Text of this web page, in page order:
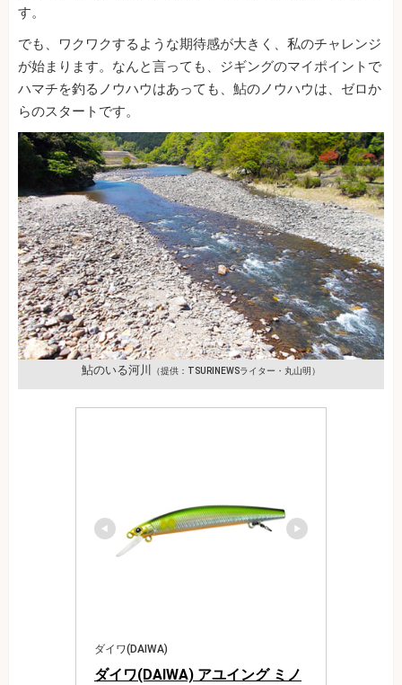
す。
でも、ワクワクするような期待感が大きく、私のチャレンジ
が始まります。なんと言っても、ジギングのマイポイントで
ハマチを釣るノウハウはあっても、鮎のノウハウは、ゼロか
らのスタートです。
鮎のいる河川 （提供：TSURINEWSライター・丸山明）
ダイワ(DAIWA)
ダイワ(DAIWA) アユイング ミノ